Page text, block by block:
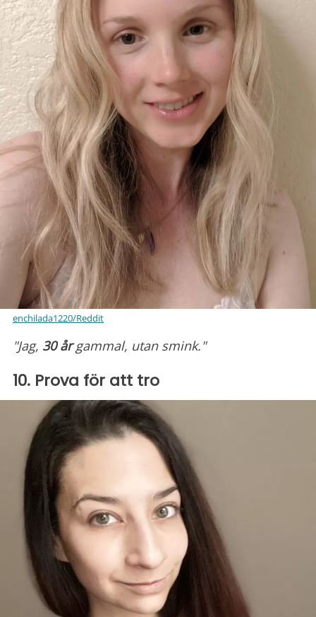
enchilada1220/Reddit
"Jag, 30 årgammal, utan smink."
10. Prova för att tro